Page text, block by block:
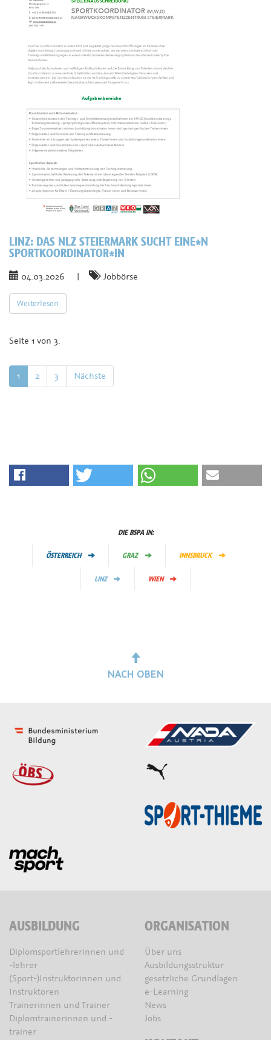
LINZ: DAS NLZ STEIERMARK SUCHT EINE*N
SPORTKOORDINATOR*IN
04.03.2026 | Jobbörse
Weiterlesen
Seite 1 von 3.
1 2 3 Nächste
DIE BSPA IN:
ÖSTERREICH GRAZ INNSBRUCK
LINZ WIEN
NACH OBEN
AUSBILDUNG
Diplomsportlehrerinnen und
-lehrer
(Sport-)Instruktorinnen und
Instruktoren
Trainerinnen und Trainer
Diplomtrainerinnen und -
trainer
ORGANISATION
Über uns
Ausbildungsstruktur
gesetzliche Grundlagen
e-Learning
News
Jobs